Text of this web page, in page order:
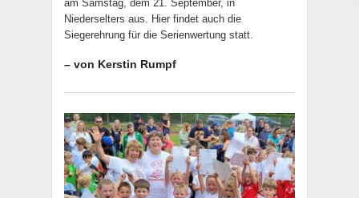
am Samstag, dem 21. September, in
Niederselters aus. Hier findet auch die
Siegerehrung für die Serienwertung statt.
– von Kerstin Rumpf